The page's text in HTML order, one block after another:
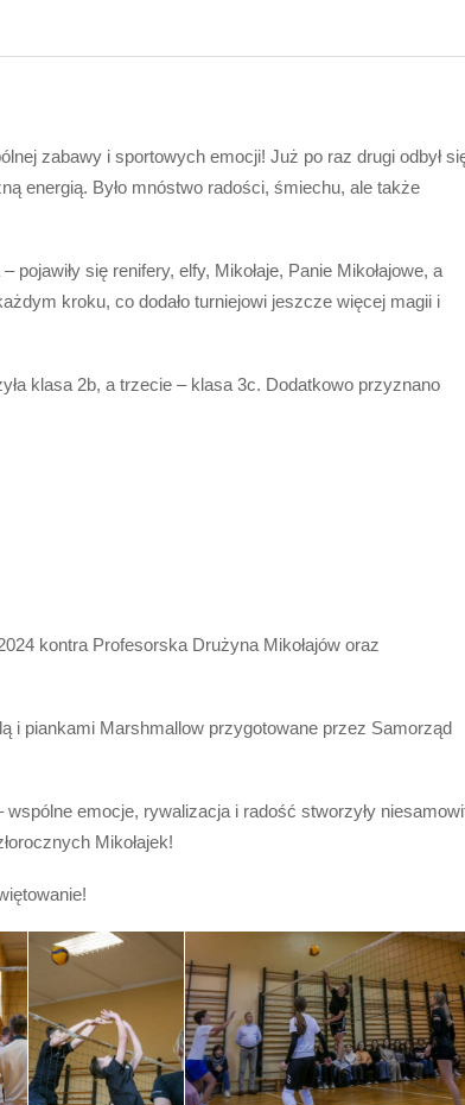
zabawy i sportowych emocji! Już po raz drugi odbył
energią. Było mnóstwo radości, śmiechu, ale także
się renifery, elfy, Mikołaje, Panie Mikołajowe, a
kroku, co dodało turniejowi jeszcze więcej magii i
klasa 2b, a trzecie – klasa 3c. Dodatkowo przyznano
kontra Profesorska Drużyna Mikołajów oraz
i piankami Marshmallow przygotowane przez Samorząd
emocje, rywalizacja i radość stworzyły
Mikołajek!